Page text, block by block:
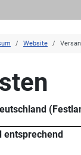
Website
entsprechend